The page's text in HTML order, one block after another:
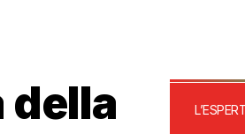
della